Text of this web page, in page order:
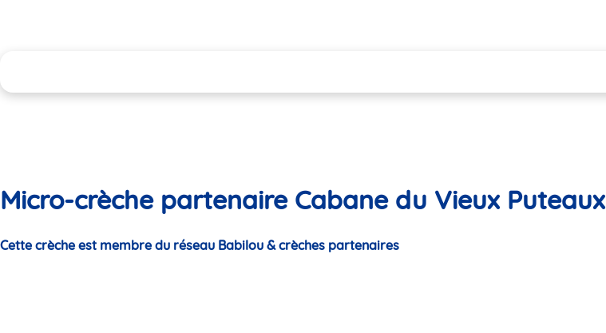
Micro-crèche partenaire Cabane du Vieux Puteaux
Cette crèche est membre du réseau Babilou & crèches partenaires